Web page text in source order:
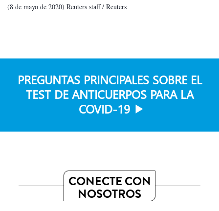
(8 de mayo de 2020) Reuters staff / Reuters
PREGUNTAS PRINCIPALES SOBRE EL
TEST DE ANTICUERPOS PARA LA
COVID-19
CONECTE CON
NOSOTROS